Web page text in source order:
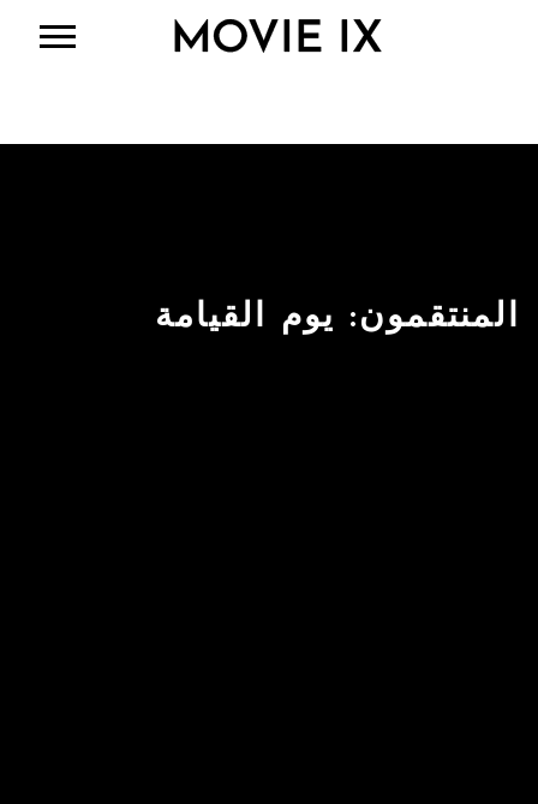
المنتقمون: يوم القيامة